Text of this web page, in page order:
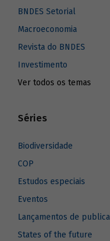
BNDES Setorial
Macroeconomia
Revista do BNDES
Investimento
Ver todos os temas
Séries
Biodiversidade
COP
Estudos especiais
Eventos
Lançamentos de
States of the future